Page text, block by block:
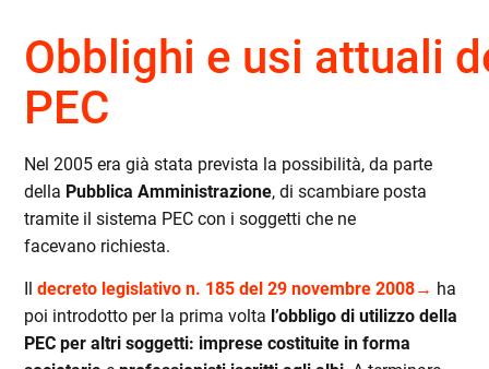
Obblighi e usi attual i
PEC
Nel 2005 era già stata prevista la possibilità, da parte
della Pubblica Amministrazione, discambiare posta
tramite il sistema PECcon i soggetti che ne
facevano richiesta.
Ildecreto legislativo n. 185 del 29 novembre 2008→ ha
poi introdotto per la prima volta l’obbligo di utilizzo della
PEC per altri soggetti: imprese costituite in forma